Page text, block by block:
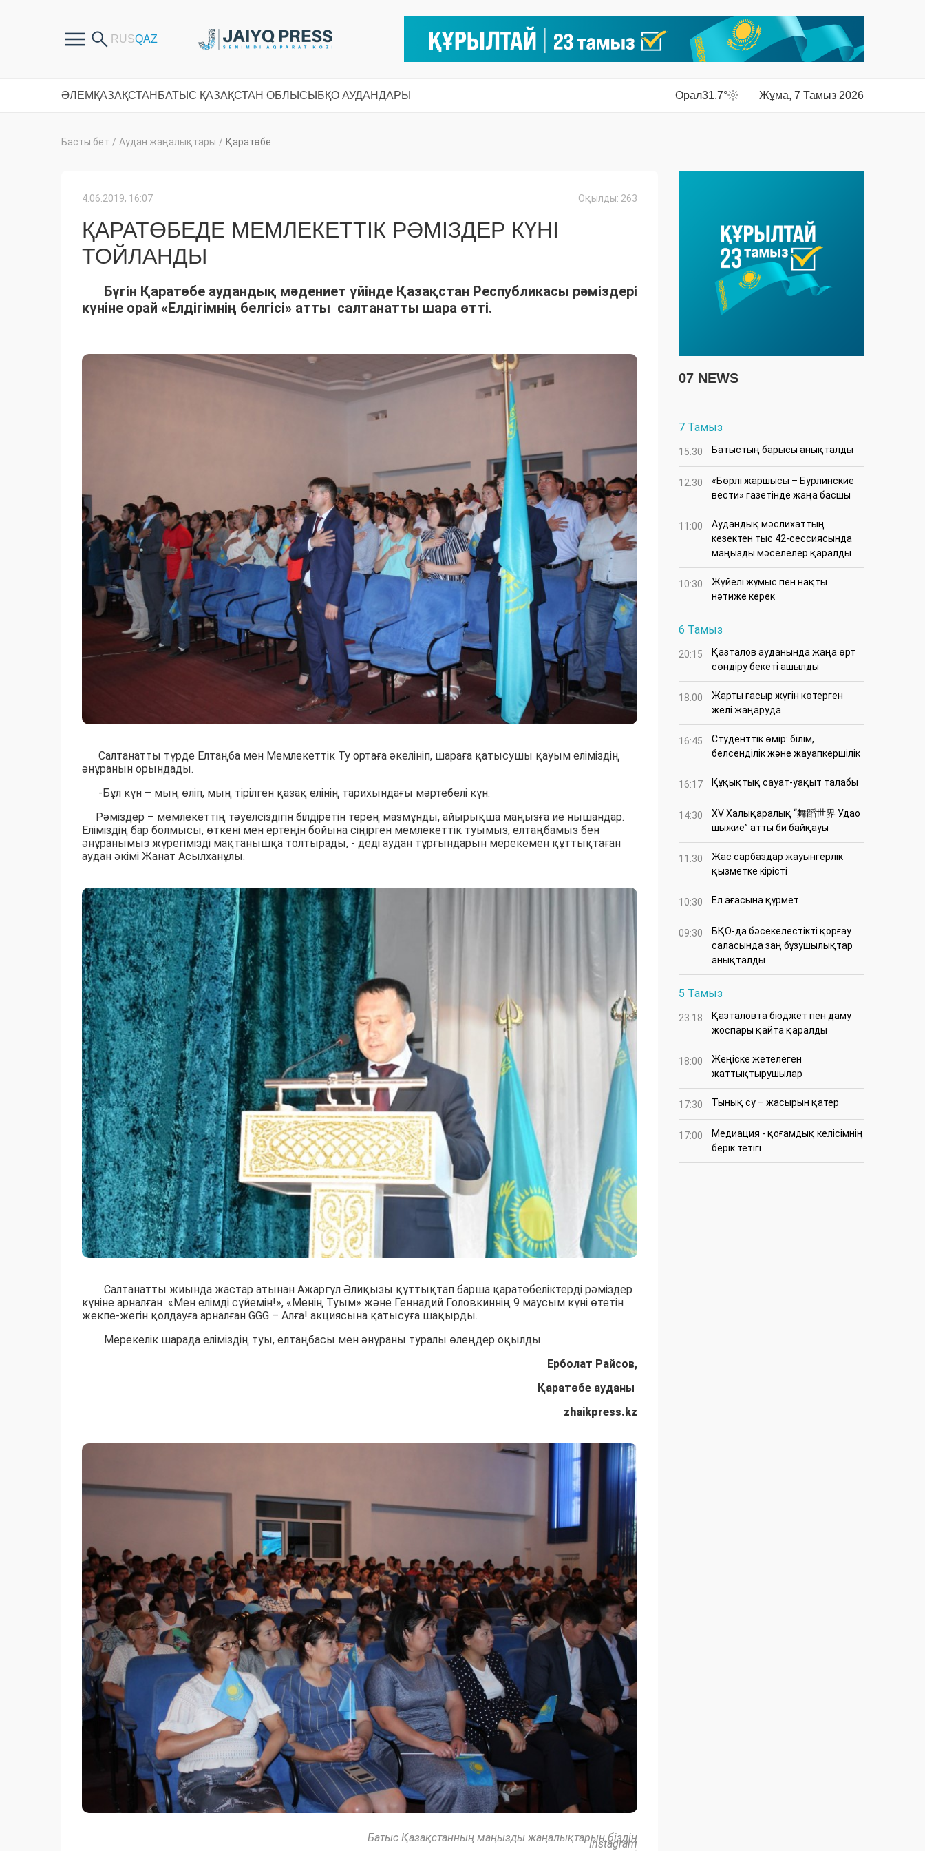
ӘЛЕМ ҚАЗАҚСТАН БАТЫС ҚАЗАҚСТАН ОБЛЫСЫ БҚО АУДАНДАРЫ Орал31.7° Жұма, 7 Тамыз 2026
Басты бет / Аудан жаңалықтары / Қаратөбе
4.06.2019, 16:07 Оқылды: 263
ҚАРАТӨБЕДЕ МЕМЛЕКЕТТІК РӘМІЗДЕР КҮНІ
ТОЙЛАНДЫ
Бүгін Қаратөбе аудандық мәдениет үйінде Қазақстан Республикасы рәміздері
күніне орай «Елдігімнің белгісі» атты салтанатты шара өтті.
Салтанатты түрде Елтаңба мен Мемлекеттік Ту ортаға әкелініп, шараға қатысушы қауым еліміздің
әнұранын орындады.
-Бұл күн – мың өліп, мың тірілген қазақ елінің тарихындағы мәртебелі күн.
Рәміздер – мемлекеттің тәуелсіздігін білдіретін терең мазмұнды, айырықша маңызға ие нышандар.
Еліміздің бар болмысы, өткені мен ертеңін бойына сіңірген мемлекеттік туымыз, елтаңбамыз бен
әнұранымыз жүрегімізді мақтанышқа толтырады, - деді аудан тұрғындарын мерекемен құттықтаған
аудан әкімі Жанат Асылханұлы.
Салтанатты жиында жастар атынан Ажаргүл Әлиқызы құттықтап барша қаратөбеліктерді рәміздер
күніне арналған «Мен елімді сүйемін!», «Менің Туым» және Геннадий Головкиннің 9 маусым күні өтетін
жекпе-жегін қолдауға арналған GGG – Алға! акциясына қатысуға шақырды.
Мерекелік шарада еліміздің туы, елтаңбасы мен әнұраны туралы өлеңдер оқылды.
Ерболат Райсов,
Қаратөбе ауданы
zhaikpress.kz
Батыс Қазақстанның маңызды жаңалықтарын біздің
Instagram
07 NEWS
7 Тамыз
15:30 Батыстың барысы анықталды
12:30
«Бөрлі жаршысы – Бурлинские
вести» газетінде жаңа басшы
11:00
Аудандық мәслихаттың
кезектен тыс 42-сессиясында
маңызды мәселелер қаралды
10:30
Жүйелі жұмыс пен нақты
нәтиже керек
6 Тамыз
20:15
Қазталов ауданында жаңа өрт
сөндіру бекеті ашылды
18:00
Жарты ғасыр жүгін көтерген
желі жаңаруда
16:45
Студенттік өмір: білім,
белсенділік және жауапкершілік
16:17 Құқықтық сауат-уақыт талабы
14:30
XV Халықаралық “舞蹈世界 Удао
шыжие” атты би байқауы
11:30
Жас сарбаздар жауынгерлік
қызметке кірісті
10:30 Ел ағасына құрмет
09:30
БҚО-да бәсекелестікті қорғау
саласында заң бұзушылықтар
анықталды
5 Тамыз
23:18
Қазталовта бюджет пен даму
жоспары қайта қаралды
18:00
Жеңіске жетелеген
жаттықтырушылар
17:30 Тынық су – жасырын қатер
17:00
Медиация - қоғамдық келісімнің
берік тетігі